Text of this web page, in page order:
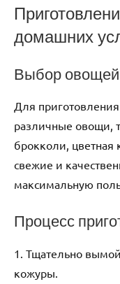
домашних
Выбор овощей
Для
различные овощи,
брокколи, цветная
свежие и
максимальную
Процесс
1. Тщательно
кожуры.